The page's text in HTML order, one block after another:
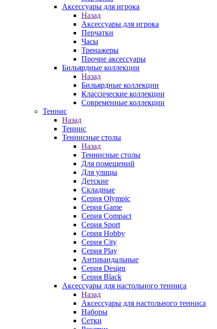
Аксессуары для игрока
Назад
Аксессуары для игрока
Перчатки
Часы
Тренажеры
Прочие аксессуары
Бильярдные коллекции
Назад
Бильярдные коллекции
Классические коллекции
Современные коллекции
Теннис
Назад
Теннис
Теннисные столы
Назад
Теннисные столы
Для помещений
Для улицы
Детские
Складные
Серия Olympic
Серия Game
Серия Compact
Серия Sport
Серия Hobby
Серия City
Серия Play
Антивандальные
Серия Design
Серия Black
Аксессуары для настольного тенниса
Назад
Аксессуары для настольного тенниса
Наборы
Сетки